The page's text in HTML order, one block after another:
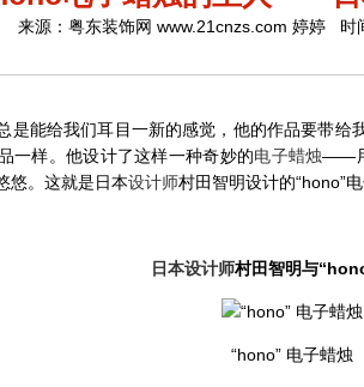
来源：粤东装饰网 www.21cnzs.com 婷婷
是能给我们耳目一新的感觉，他的作品要带
一样。他设计了这样一种奇妙的电子蜡烛——用
悠。这就是日本设计师村田智明设计的“hono”电
日本设计师村田智明与
“hono” 电子蜡烛